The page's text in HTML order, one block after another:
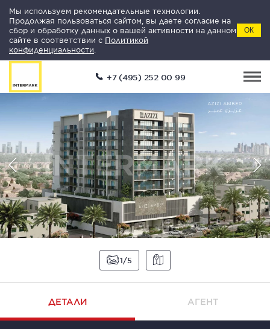
Мы используем рекомендательные технологии.
Продолжая пользоваться сайтом, вы даете согласие на
сбор и обработку данных о вашей активности на данном
сайте в соответствии с Политикой
конфиденциальности
ОК
+7 (495) 252 00 99
1 5
ДЕТАЛИ АГЕНТ